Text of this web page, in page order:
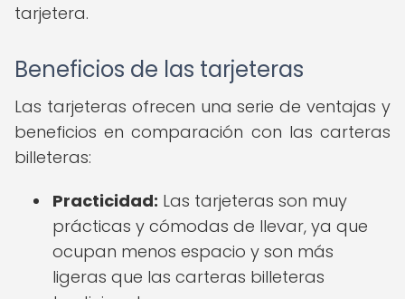
tarjetera.
Beneficios de las tarjeteras
Las tarjeteras ofrecen una serie de ventajas y
beneficios en comparación con las carteras
billeteras:
Practicidad: Las tarjeteras son muy
prácticas y cómodas de llevar, ya que
ocupan menos espacio y son más
ligeras que las carteras billeteras